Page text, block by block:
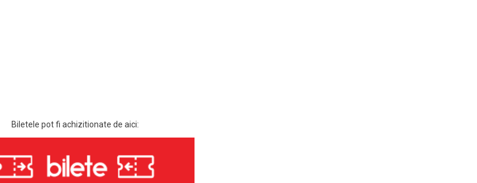
Biletele pot fi achizitionate de aici: